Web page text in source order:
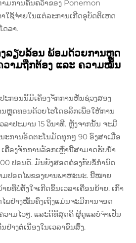
ມການຄົ້ນຄວ້າຂອງ Ponemon
ໃຊ້ຈ່າຍໃນແຕ່ລະການເກີດອຸບັດຕິເຫດ
ດລາ.
ລຽບລ້ອນ ພ້ອມດ້ວຍການຫຼຸດ
ວາມຖືກຕ້ອງ ແລະ ຄວາມໝັ້ນ
ະກອນນີ້ມີເຄື່ອງຈັກການຫັນຊ່ວງສອງ
ຫຼຸດທອນດ້ວຍໄຮໂດຣລິກເພື່ອໃຫ້ການ
າປະມານ 15 ວິນາທີ. ຫຼັງຈາກນັ້ນ ຈະມີ
ະການອັດຕະໂນມັດທຸກໆ 90 ອົງສາເມື່ອ
ຄື່ອງຈັກການລັອກເຫຼົ່ານີ້ສາມາດຮັບນ້ຳ
ປອນດ໌. ມັນຍັງສອດຄ່ອງກັບຂໍ້ກຳນົດ
ມປອດໄພຂອງຍານພາຫະນະ. ນີ້ໝາຍ
ຍທີ່ບໍ່ຕັ້ງໃຈເກີດຂຶ້ນເວລາເຄື່ອນຍ້າຍ. ເກົ້າ
ພຢ່າງໝັ້ນຄົງເຖິງແມ່ນຈະມີການຈອດ
າມໄວໆ. ແລະດີທີ່ສຸດຄື ຜູ້ດູແລບໍ່ຈຳເປັນ
າງຕໍ່ເນື່ອງໃນເວລາຂົນສົ່ງ.